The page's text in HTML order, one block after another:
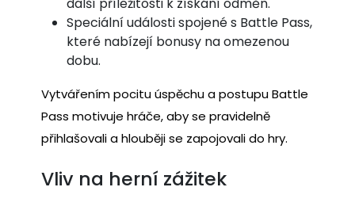
Speciální události spojené s Battle Pass,
které nabízejí bonusy na omezenou
dobu.
Vytvářením pocitu úspěchu a postupu Battle
Pass motivuje hráče, aby se pravidelně
přihlašovali a hlouběji se zapojovali do hry.
Vliv na herní zážitek